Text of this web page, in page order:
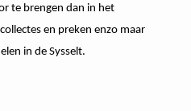
te brengen dan in het
en preken enzo maar
in de Sysselt.